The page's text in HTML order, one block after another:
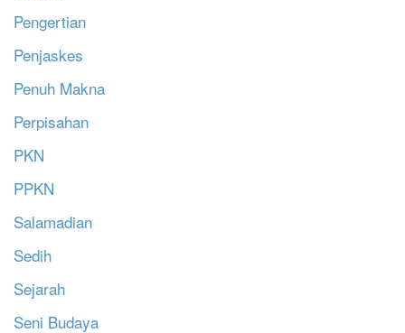
Pengertian
Penjaskes
Penuh Makna
Perpisahan
PKN
PPKN
Salamadian
Sedih
Sejarah
Seni Budaya